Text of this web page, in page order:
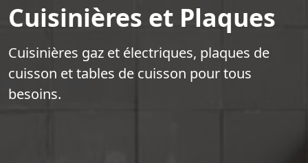
Cuisinières et Plaques
Cuisinières gaz et électriques, plaques de
cuisson et tables de cuisson pour tous
besoins.